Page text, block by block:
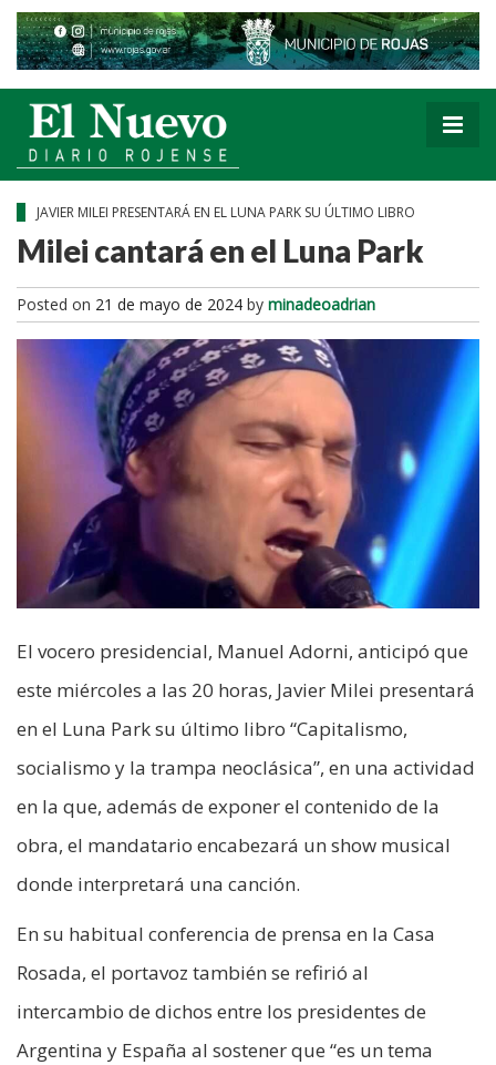
JAVIER MILEI PRESENTARÁ EN EL LUNA PARK SU ÚLTIMO LIBRO
Milei cantará en el Luna Park
Posted on 21 de mayo de 2024 by minadeoadrian
El vocero presidencial, Manuel Adorni, anticipó que
este miércoles a las 20 horas, Javier Milei presentará
en el Luna Park su último libro “Capitalismo,
socialismo y la trampa neoclásica”, en una actividad
en la que, además de exponer el contenido de la
obra, el mandatario encabezará un show musical
donde interpretará una canción.
En su habitual conferencia de prensa en la Casa
Rosada, el portavoz también se refirió al
intercambio de dichos entre los presidentes de
Argentina y España al sostener que “es un tema